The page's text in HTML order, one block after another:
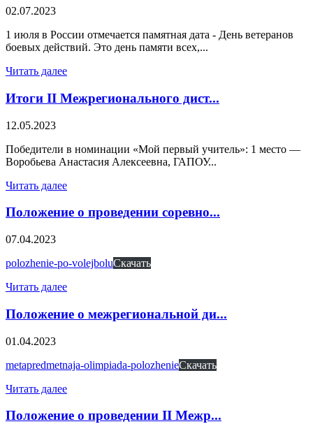
02.07.2023
1 июля в России отмечается памятная дата - День ветеранов
боевых действий. Это день памяти всех,...
Читать далее
Итоги II Межрегионального дист...
12.05.2023
Победители в номинации «Мой первый учитель»: 1 место —
Воробьева Анастасия Алексеевна, ГАПОУ...
Читать далее
Положение о проведении соревно...
07.04.2023
polozhenie-po-volejboluСкачать
Читать далее
Положение о межрегиональной ди...
01.04.2023
metapredmetnaja-olimpiada-polozhenieСкачать
Читать далее
Положение о проведении II Межр...